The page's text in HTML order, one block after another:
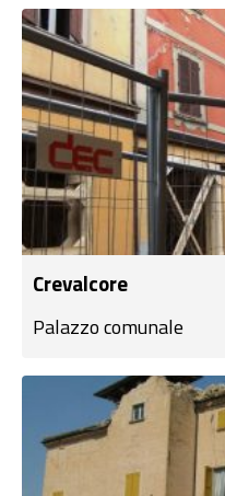
Crevalcore
Palazzo comunale